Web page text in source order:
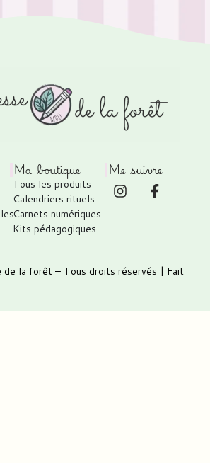
Ma boutique
Tous les produits
Calendriers rituels
Carnets numériques
Kits pédagogiques
Me suivre
de la forêt – Tous droits réservés | Fait